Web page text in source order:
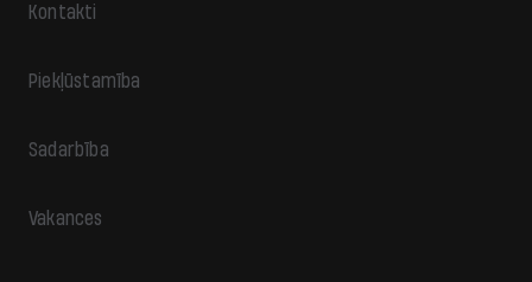
Kontakti
Piekļūstamība
Sadarbība
Vakances